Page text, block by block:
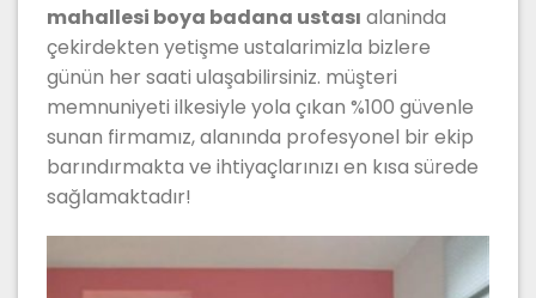
mahallesi boya badana ustası alaninda
çekirdekten yetişme ustalarimizla bizlere
günün her saati ulaşabilirsiniz. müşteri
memnuniyeti ilkesiyle yola çıkan %100 güvenle
sunan firmamız, alanında profesyonel bir ekip
barındırmakta ve ihtiyaçlarınızı en kısa sürede
sağlamaktadır!